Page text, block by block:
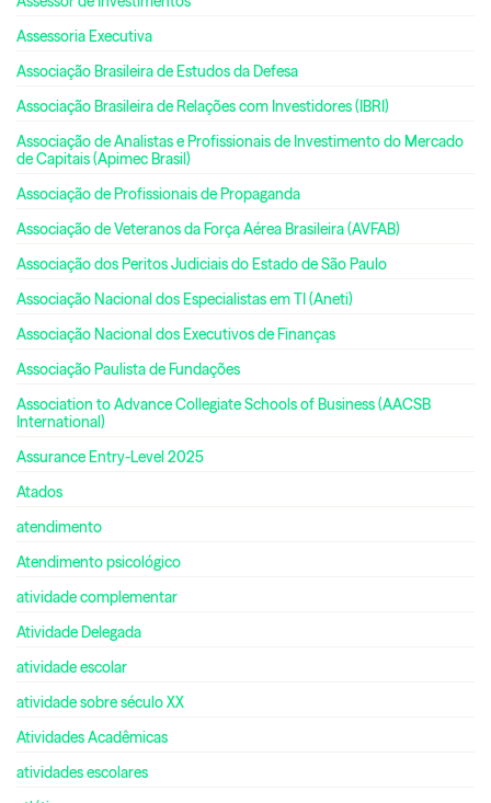
Assessoria Executiva
Associação Brasileira de Estudos da Defesa
Associação Brasileira de Relações com Investidores (IBRI)
Associação de Analistas e Profissionais de Investimento do Mercado
de Capitais (Apimec Brasil)
Associação de Profissionais de Propaganda
Associação de Veteranos da Força Aérea Brasileira (AVFAB)
Associação dos Peritos Judiciais do Estado de São Paulo
Associação Nacional dos Especialistas em TI (Aneti)
Associação Nacional dos Executivos de Finanças
Associação Paulista de Fundações
Association to Advance Collegiate Schools of Business (AACSB
International)
Assurance Entry-Level 2025
Atados
atendimento
Atendimento psicológico
atividade complementar
Atividade Delegada
atividade escolar
atividade sobre século XX
Atividades Acadêmicas
atividades escolares